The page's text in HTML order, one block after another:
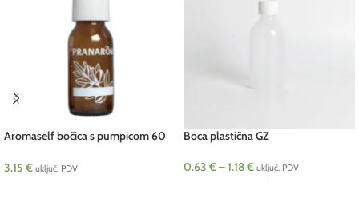
Aromaself bočica s pumpicom 60
3.15 € uključ. PDV
Boca plastična GZ
0.63 €–1.18€ uključ. PDV